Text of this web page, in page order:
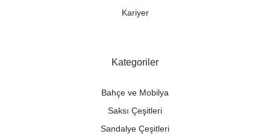
Kariyer
Kategoriler
Bahçe ve Mobilya
Saksı Çeşitleri
Sandalye Çeşitleri